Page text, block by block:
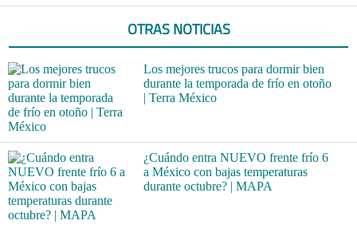
OTRAS NOTICIAS
Los mejores trucos para dormir bien
durante la temporada de frío en otoño
| Terra México
¿Cuándo entra NUEVO frente frío 6
a México con bajas temperaturas
durante octubre? | MAPA